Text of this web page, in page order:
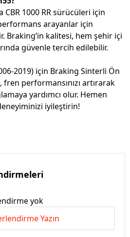
CBR 1000 RR sürücüleri için
arayanlar için
Braking’in kalitesi, hem şehir içi
güvenle tercih edilebilir.
2019) için Braking Sinterli Ön
fren performansınızı artırarak
yardımcı olur. Hemen
iyileştirin!
yok
Yazın